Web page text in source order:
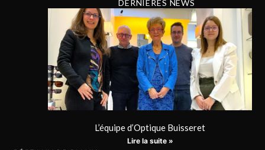
DERNIÈRES NEWS
L’équipe d’Optique Buisseret
Lire la suite »